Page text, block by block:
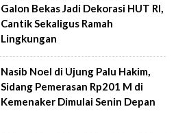
Galon Bekas Jadi Dekorasi HUT RI,
Cantik Sekaligus Ramah
Lingkungan
Nasib Noel di Ujung Palu Hakim,
Sidang Pemerasan Rp201 M di
Kemenaker Dimulai Senin Depan